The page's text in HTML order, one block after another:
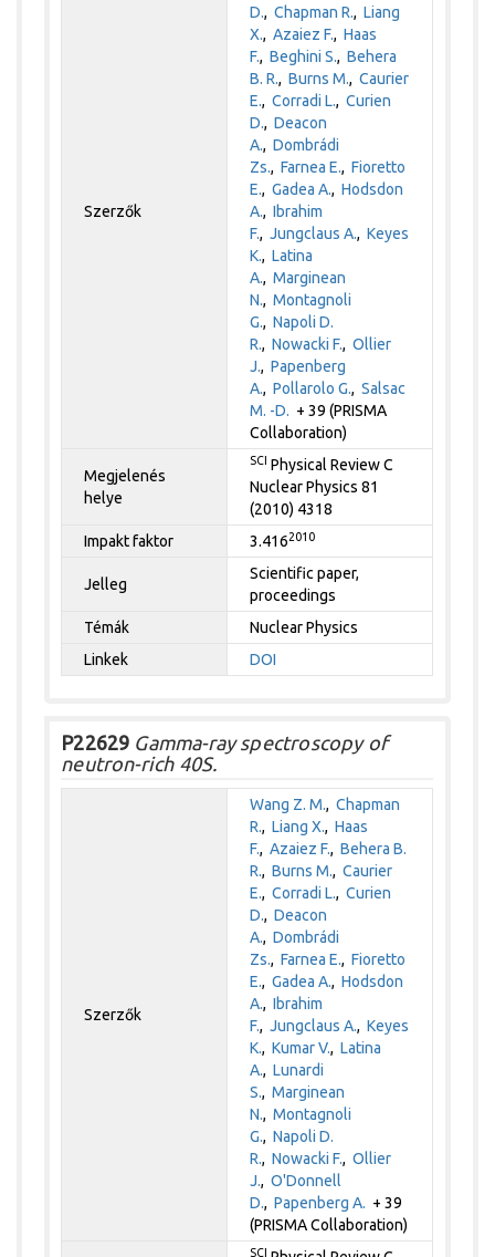
Szerzők
D.,Chapman R.,Liang
X.,Azaiez F.,Haas
F.,Beghini S.,Behera
B. R.,Burns M.,Caurier
E.,Corradi L.,Curien
D.,Deacon
A.,Dombrádi
Zs.,Farnea E.,Fioretto
E.,Gadea A.,Hodsdon
A.,Ibrahim
F.,Jungclaus A.,Keyes
K.,Latina
A.,Marginean
N.,Montagnoli
G.,Napoli D.
R.,Nowacki F.,Ollier
J.,Papenberg
A.,Pollarolo G.,Salsac
M. -D. + 39 (PRISMA
Collaboration)
Megjelenés
helye
SCI Physical Review C
Nuclear Physics 81
(2010) 4318
Impakt faktor
3.4162010
Jelleg
Scientific paper,
proceedings
Témák
Nuclear Physics
Linkek
DOI
P22629 Gamma-ray spectroscopy of
neutron-rich 40S.
Szerzők
Wang Z. M.,Chapman
R.,Liang X.,Haas
F.,Azaiez F.,Behera B.
R.,Burns M.,Caurier
E.,Corradi L.,Curien
D.,Deacon
A.,Dombrádi
Zs.,Farnea E.,Fioretto
E.,Gadea A.,Hodsdon
A.,Ibrahim
F.,Jungclaus A.,Keyes
K.,Kumar V.,Latina
A.,Lunardi
S.,Marginean
N.,Montagnoli
G.,Napoli D.
R.,Nowacki F.,Ollier
J.,O'Donnell
D.,Papenberg A. + 39
(PRISMA Collaboration)
SCI